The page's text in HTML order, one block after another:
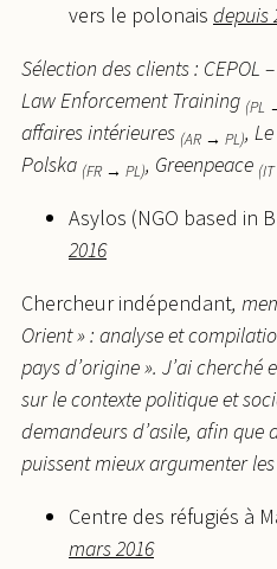
vers le polonais depuis
Sélection des clients : CEPOL
Law Enforcement Training (PL
affaires intérieures (AR → PL),
Polska (FR → PL), Greenpeace
Asylos (NGO based in
2016
Chercheur indépendant,
Orient » : analyse et
pays d’origine ». J’ai
sur le contexte politique et
demandeurs d’asile, afin que
puissent mieux argumenter
Centre des réfugiés à
mars 2016